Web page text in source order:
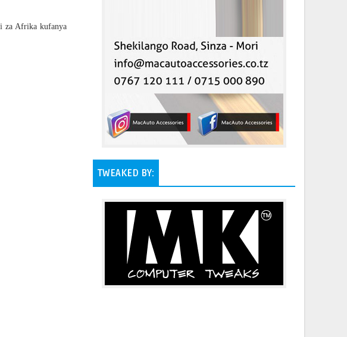
za Afrika kufanya
TWEAKED BY: